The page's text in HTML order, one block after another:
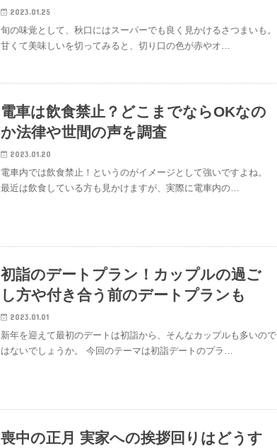
2023.01.25
旬の味覚として、秋口にはスーパーでも良く見かけるさつまいも。
甘くて美味しいを切ってみると、切り口の色が赤やオ…
電車は飲食禁止？どこまでならOKなの
か法律や世間の声を調査
2023.01.20
電車内では飲食禁止！というのがイメージとして強いですよね。
最近は飲食している方も見かけますが、実際に電車内の…
初詣のデートプラン！カップルの過ご
し方や付き合う前のデートプランも
2023.01.01
新年を迎えて最初のデートは初詣から、そんなカップルも多いので
はないでしょうか。 今回のテーマは初詣デートのプラ…
喪中の正月 実家への挨拶回りはどうす